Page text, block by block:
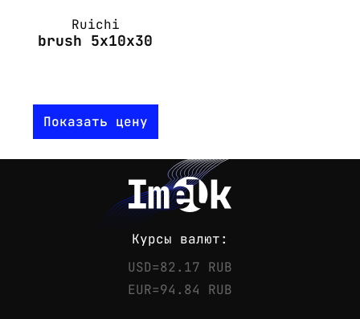
Ruichi
brush 5x10x30
Показать цену
Курсы валют:
USD=82.17 RUB
EUR=94.84 RUB